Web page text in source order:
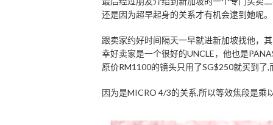
还是因为超早起身的关系才有机会逮到她呢。
跟卖家约好时间隔天一早就进新加坡找他，
幸好卖家是一个很好的UNCLE，他也是
原价RM1100的镜头只用了SG$250就买到
因为是MICRO 4/3的关系,所以等效焦段是乘